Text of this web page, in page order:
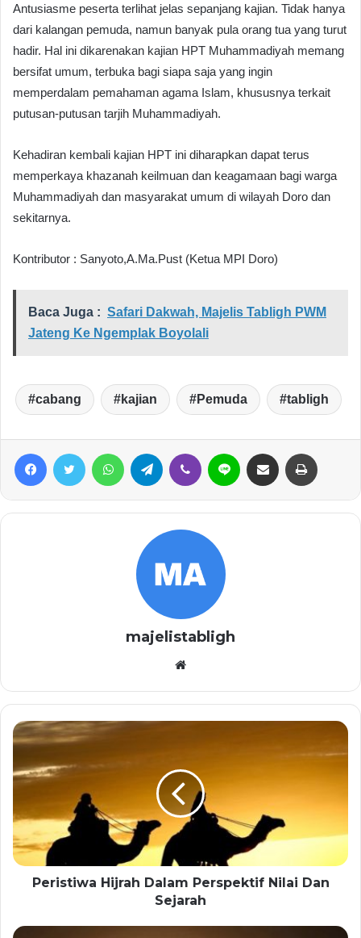
Antusiasme peserta terlihat jelas sepanjang kajian. Tidak hanya
dari kalangan pemuda, namun banyak pula orang tua yang turut
hadir. Hal ini dikarenakan kajian HPT Muhammadiyah memang
bersifat umum, terbuka bagi siapa saja yang ingin
memperdalam pemahaman agama Islam, khususnya terkait
putusan-putusan tarjih Muhammadiyah.
Kehadiran kembali kajian HPT ini diharapkan dapat terus
memperkaya khazanah keilmuan dan keagamaan bagi warga
Muhammadiyah dan masyarakat umum di wilayah Doro dan
sekitarnya.
Kontributor : Sanyoto,A.Ma.Pust (Ketua MPI Doro)
Baca Juga : Safari Dakwah, Majelis Tabligh PWM
Jateng Ke Ngemplak Boyolali
cabang kajian Pemuda tabligh
Facebook Twitter WhatsApp Telegram Viber Line Share via Email
majelistabligh
Peristiwa Hijrah Dalam Perspektif Nilai Dan
Sejarah